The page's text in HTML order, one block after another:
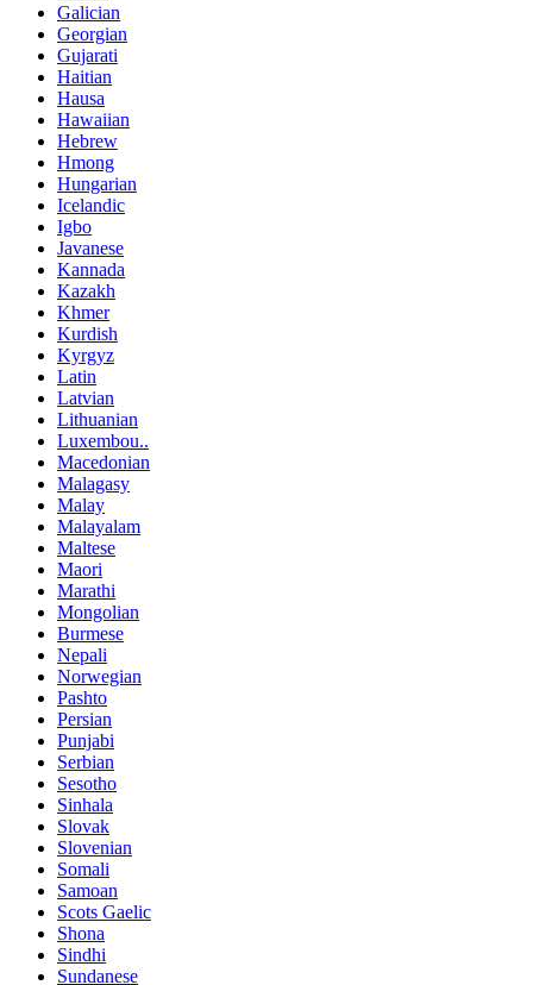
Galician
Georgian
Gujarati
Haitian
Hausa
Hawaiian
Hebrew
Hmong
Hungarian
Icelandic
Igbo
Javanese
Kannada
Kazakh
Khmer
Kurdish
Kyrgyz
Latin
Latvian
Lithuanian
Luxembou..
Macedonian
Malagasy
Malay
Malayalam
Maltese
Maori
Marathi
Mongolian
Burmese
Nepali
Norwegian
Pashto
Persian
Punjabi
Serbian
Sesotho
Sinhala
Slovak
Slovenian
Somali
Samoan
Scots Gaelic
Shona
Sindhi
Sundanese